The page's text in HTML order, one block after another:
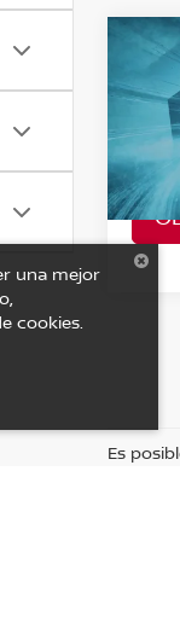
A
Es
una mejor
cookies.